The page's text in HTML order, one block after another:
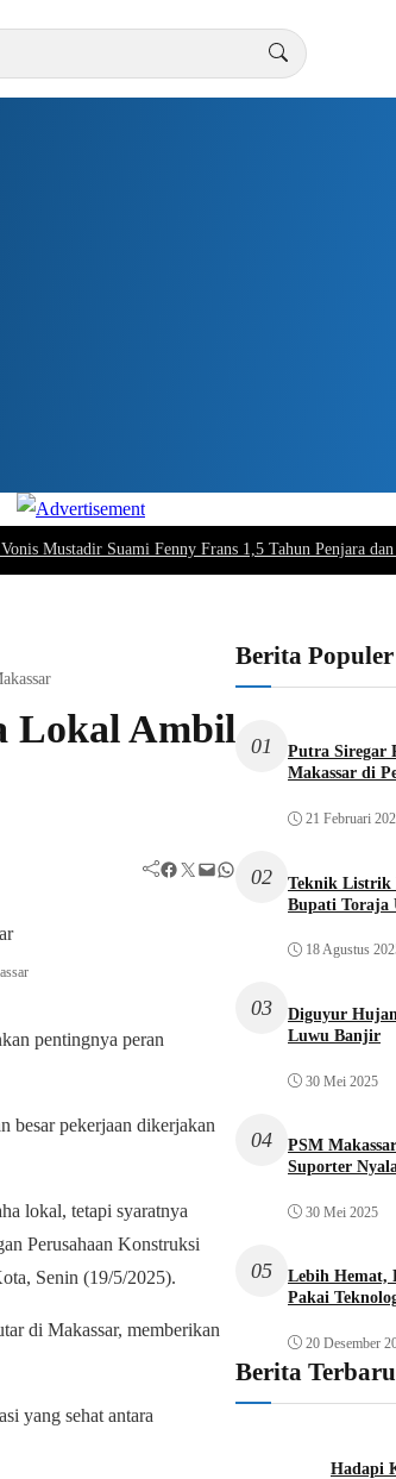
Mustadir Suami Fenny Frans 1,5 Tahun Penjara
Lokal Ambil
Facebook Twitter Mail WhatsApp
pentingnya peran
besar pekerjaan dikerjakan
lokal, tetapi syaratnya
Perusahaan Konstruksi
Senin (19/5/2025).
di Makassar, memberikan
yang sehat antara
Berita Populer
01
Putra Siregar
Makassar di
21 Februari
02
Teknik Listrik
Bupati Toraja
18 Agustus
03
Diguyur
Luwu Banjir
30 Mei 2025
04
PSM
Suporter
30 Mei 2025
05
Lebih Hemat,
Pakai
20 Desember
Berita Terbaru
Hadapi